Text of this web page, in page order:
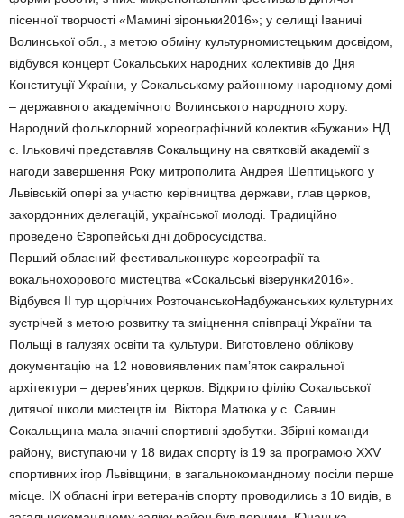
пісенної творчості «Мамині зіроньки2016»; у селищі Іваничі
Волинської обл., з метою обміну культурномистецьким досвідом,
відбувся концерт Сокальських народних колективів до Дня
Конституції України, у Сокальському районному народному домі
– державного академічного Волинського народного хору.
Народний фольклорний хореографічний колектив «Бужани» НД
с. Ільковичі представляв Сокальщину на святковій академії з
нагоди завершення Року митрополита Андрея Шептицького у
Львівській опері за участю керівництва держави, глав церков,
закордонних делегацій, української молоді. Традиційно
проведено Європейські дні добросусідства.
Перший обласний фестивальконкурс хореографії та
вокальнохорового мистецтва «Сокальські візерунки2016».
Відбувся ІІ тур щорічних РозточанськоНадбужанських культурних
зустрічей з метою розвитку та зміцнення співпраці України та
Польщі в галузях освіти та культури. Виготовлено облікову
документацію на 12 нововиявлених пам’яток сакральної
архітектури – дерев’яних церков. Відкрито філію Сокальської
дитячої школи мистецтв ім. Віктора Матюка у с. Савчин.
Сокальщина мала значні спортивні здобутки. Збірні команди
району, виступаючи у 18 видах спорту із 19 за програмою ХХV
спортивних ігор Львівщини, в загальнокомандному посіли перше
місце. ІХ обласні ігри ветеранів спорту проводились з 10 видів, в